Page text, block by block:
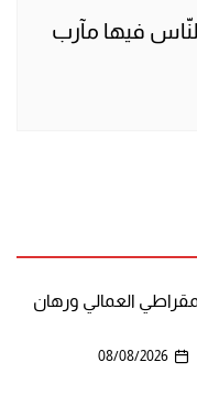
فيها مآرب
العمالي ورهان
08/08/2026